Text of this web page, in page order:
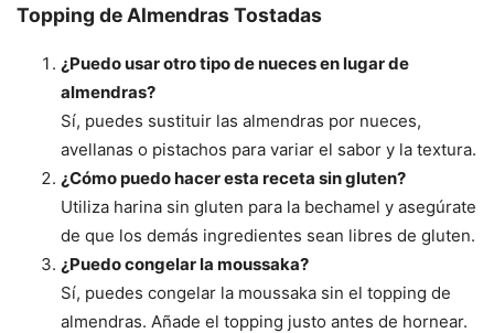
Topping de Almendras Tostadas
¿Puedo usar otro tipo de nueces en lugar de
almendras?
Sí, puedes sustituir las almendras por nueces,
avellanas o pistachos para variar el sabor y la textura.
¿Cómo puedo hacer esta receta sin gluten?
Utiliza harina sin gluten para la bechamel y asegúrate
de que los demás ingredientes sean libres de gluten.
¿Puedo congelar la moussaka?
Sí, puedes congelar la moussaka sin el topping de
almendras. Añade el topping justo antes de hornear.